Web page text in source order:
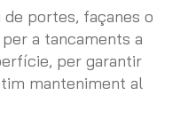
de portes, façanes o
a tancaments a
per garantir
manteniment al